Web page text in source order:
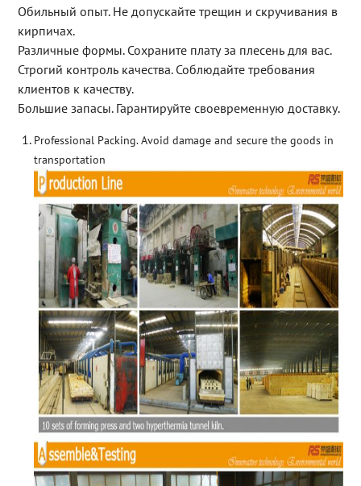
Обильный опыт. Не допускайте трещин и скручивания в
кирпичах.
Различные формы. Сохраните плату за плесень для вас.
Строгий контроль качества. Соблюдайте требования
клиентов к качеству.
Большие запасы. Гарантируйте своевременную доставку.
Professional Packing. Avoid damage and secure the goods in
transportation